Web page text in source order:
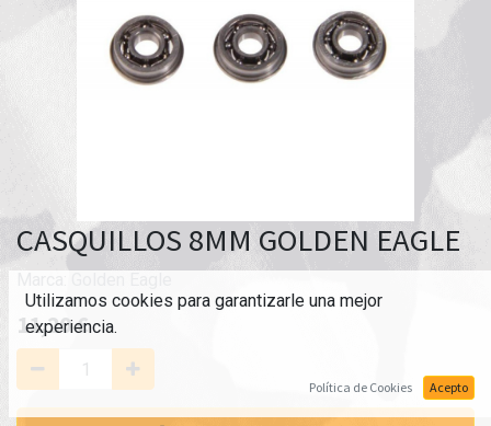
CASQUILLOS 8MM GOLDEN EAGLE
11,20€
Utilizamos cookies para garantizarle una mejor
experiencia.
Política de Cookies Acepto